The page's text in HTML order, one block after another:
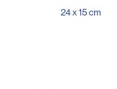
24 x 15 cm